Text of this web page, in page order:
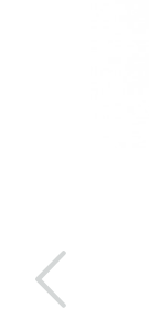
